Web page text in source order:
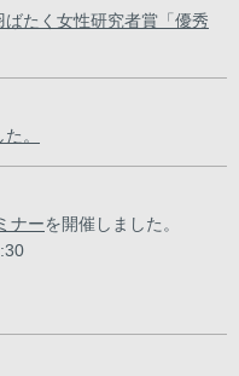
たく女性研究者賞「優秀
。
ナーを開催しました。